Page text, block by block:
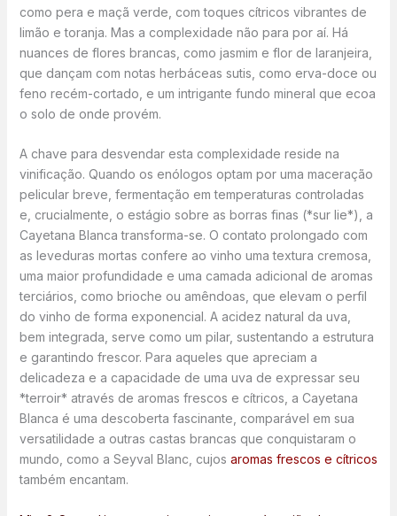
como pera e maçã verde, com toques cítricos vibrantes de
limão e toranja. Mas a complexidade não para por aí. Há
nuances de flores brancas, como jasmim e flor de laranjeira,
que dançam com notas herbáceas sutis, como erva-doce ou
feno recém-cortado, e um intrigante fundo mineral que ecoa
o solo de onde provém.
A chave para desvendar esta complexidade reside na
vinificação. Quando os enólogos optam por uma maceração
pelicular breve, fermentação em temperaturas controladas
e, crucialmente, o estágio sobre as borras finas (*sur lie*), a
Cayetana Blanca transforma-se. O contato prolongado com
as leveduras mortas confere ao vinho uma textura cremosa,
uma maior profundidade e uma camada adicional de aromas
terciários, como brioche ou amêndoas, que elevam o perfil
do vinho de forma exponencial. A acidez natural da uva,
bem integrada, serve como um pilar, sustentando a estrutura
e garantindo frescor. Para aqueles que apreciam a
delicadeza e a capacidade de uma uva de expressar seu
*terroir* através de aromas frescos e cítricos, a Cayetana
Blanca é uma descoberta fascinante, comparável em sua
versatilidade a outras castas brancas que conquistaram o
mundo, como a Seyval Blanc, cujos aromas frescos e cítricos
também encantam.